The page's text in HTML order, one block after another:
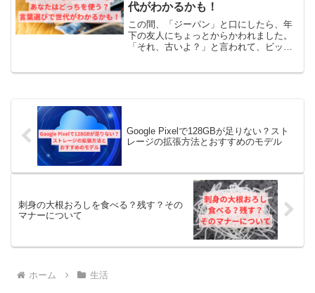
代がわかるかも！
この間、「ジーパン」と口にしたら、年
下の友人にちょっとからかわれました。
「それ、古いよ？」と言われて、ビック
Google Pixelで128GBが足りない？スト
レージの拡張方法とおすすめのモデル
刺身の大根おろしを食べる？残す？その
マナーについて
ホーム 生活